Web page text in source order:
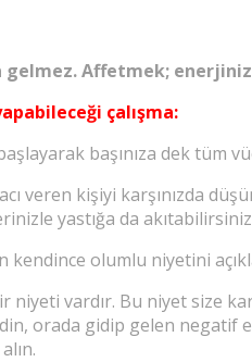
gelmez. Affetmek;
çalışma:
başınıza dek tüm
veren kişiyi karşınızda
yastığa da
kendince olumlu niyetini
niyeti vardır. Bu niyet
orada gidip gelen negatif